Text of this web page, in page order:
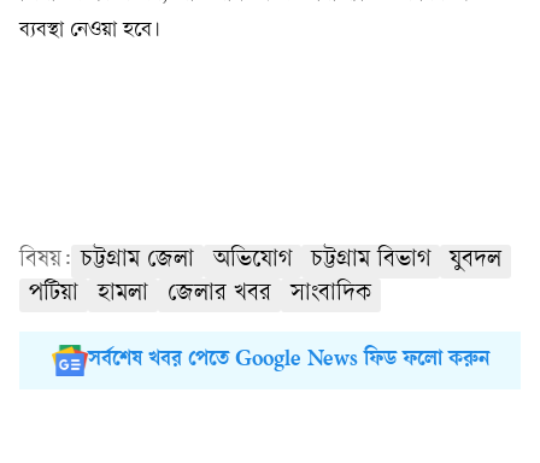
ব্যবস্থা নেওয়া হবে।
বিষয়: চট্টগ্রাম জেলা অভিযোগ চট্টগ্রাম বিভাগ
যুবদল
পটিয়া
হামলা জেলার খবর সাংবাদিক
সর্বশেষ খবর পেতে Google News ফিড ফলো করুন